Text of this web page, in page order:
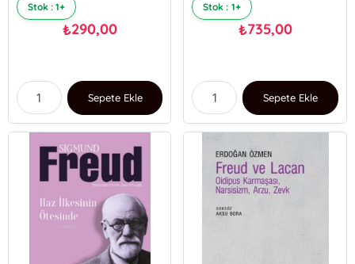
Stok : 1+
₺290,00
Sepete Ekle
Stok : 1+
₺735,00
Sepete Ekle